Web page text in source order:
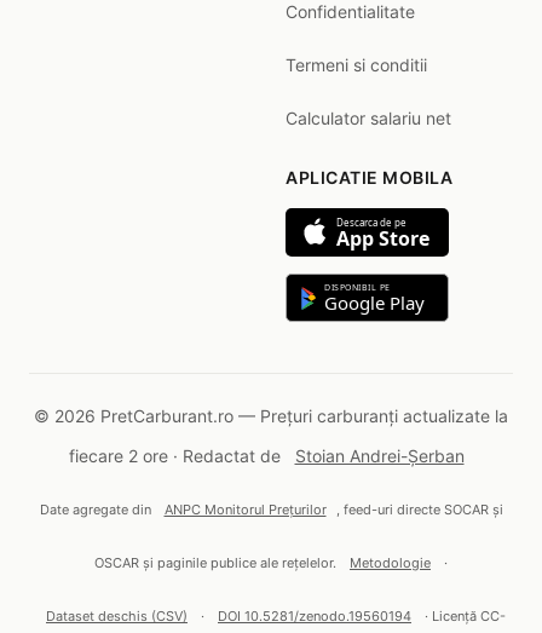
Confidentialitate
Termeni si conditii
Calculator salariu net
APLICATIE MOBILA
Descarca de pe
App Store
DISPONIBIL PE
Google Play
© 2026 PretCarburant.ro — Prețuri carburanți actualizate la
fiecare 2 ore · Redactat de
Stoian Andrei-Șerban
Date agregate din ANPC Monitorul Prețurilor , feed-uri directe SOCAR și
OSCAR și paginile publice ale rețelelor. Metodologie ·
Dataset deschis (CSV) · DOI 10.5281/zenodo.19560194 · Licență CC-